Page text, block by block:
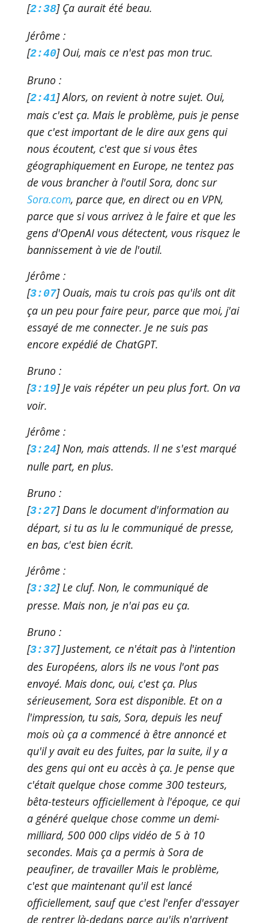
[2:38] Ça aurait été beau.
Jérôme :
[2:40] Oui, mais ce n'est pas mon truc.
Bruno :
[2:41] Alors, on revient à notre sujet. Oui,
mais c'est ça. Mais le problème, puis je pense
que c'est important de le dire aux gens qui
nous écoutent, c'est que si vous êtes
géographiquement en Europe, ne tentez pas
de vous brancher à l'outil Sora, donc sur
Sora.com, parce que, en direct ou en VPN,
parce que si vous arrivez à le faire et que les
gens d'OpenAI vous détectent, vous risquez le
bannissement à vie de l'outil.
Jérôme :
[3:07] Ouais, mais tu crois pas qu'ils ont dit
ça un peu pour faire peur, parce que moi, j'ai
essayé de me connecter. Je ne suis pas
encore expédié de ChatGPT.
Bruno :
[3:19] Je vais répéter un peu plus fort. On va
voir.
Jérôme :
[3:24] Non, mais attends. Il ne s'est marqué
nulle part, en plus.
Bruno :
[3:27] Dans le document d'information au
départ, si tu as lu le communiqué de presse,
en bas, c'est bien écrit.
Jérôme :
[3:32] Le cluf. Non, le communiqué de
presse. Mais non, je n'ai pas eu ça.
Bruno :
[3:37] Justement, ce n'était pas à l'intention
des Européens, alors ils ne vous l'ont pas
envoyé. Mais donc, oui, c'est ça. Plus
sérieusement, Sora est disponible. Et on a
l'impression, tu sais, Sora, depuis les neuf
mois où ça a commencé à être annoncé et
qu'il y avait eu des fuites, par la suite, il y a
des gens qui ont eu accès à ça. Je pense que
c'était quelque chose comme 300 testeurs,
bêta-testeurs officiellement à l'époque, ce qui
a généré quelque chose comme un demi-
milliard, 500 000 clips vidéo de 5 à 10
secondes. Mais ça a permis à Sora de
peaufiner, de travailler Mais le problème,
c'est que maintenant qu'il est lancé
officiellement, sauf que c'est l'enfer d'essayer
de rentrer là-dedans parce qu'ils n'arrivent